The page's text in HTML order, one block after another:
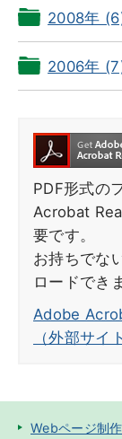
2008年
2006年
PDF形式の
Acrobat
要です。
お持ちでな
ロードでき
Adobe
（外部サイ
Webページ制